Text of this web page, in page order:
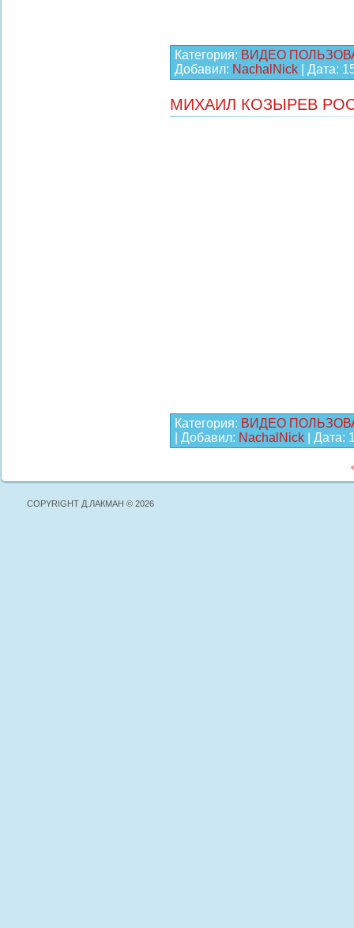
Категория: ВИДЕО
Добавил: NachalNick | Дата:
МИХАИЛ КОЗЫРЕВ
Категория: ВИДЕО
| Добавил: NachalNick | Дата:
COPYRIGHT Д.ЛАКМАН © 2026